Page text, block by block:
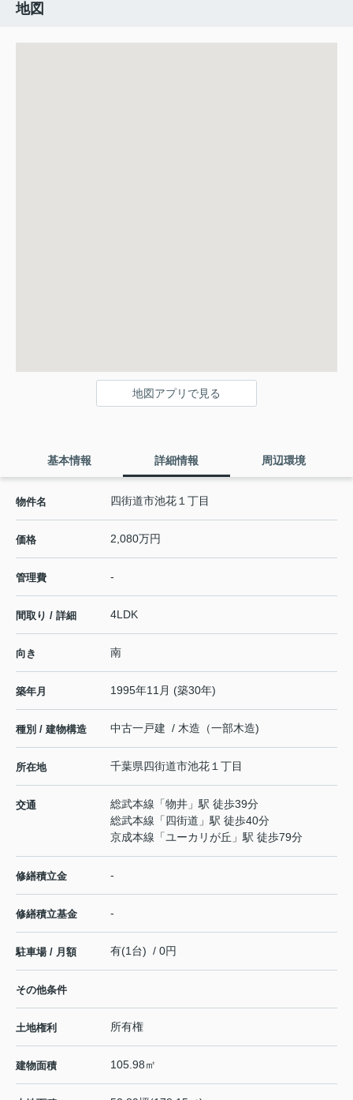
地図
地図アプリで見る
基本情報 詳細情報 周辺環境
物件名 四街道市池花１丁目
価格 2,080万円
管理費 -
間取り / 詳細 4LDK
向き 南
築年月 1995年11月 (築30年)
種別 / 建物構造 中古一戸建 / 木造（一部木造)
所在地 千葉県四街道市池花 １丁目
交通 総武本線 「物井 」駅 徒歩39分
総武本線 「四街道 」駅 徒歩40分
京成本線 「ユーカリが丘 」駅 徒歩79分
修繕積立金 -
修繕積立基金 -
駐車場 / 月額 有(1台) / 0円
その他条件
土地権利 所有権
建物面積 105.98㎡